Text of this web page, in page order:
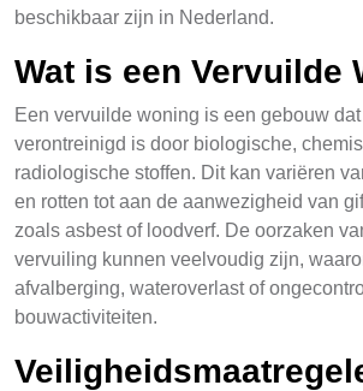
beschikbaar zijn in Nederland.
Wat is een Vervuilde
Een vervuilde woning is een gebouw
verontreinigd is door biologische,
radiologische stoffen. Dit kan variëren
en rotten tot aan de aanwezigheid van
zoals asbest of loodverf. De oorzaken
vervuiling kunnen veelvoudig zijn,
afvalberging, wateroverlast of
bouwactiviteiten.